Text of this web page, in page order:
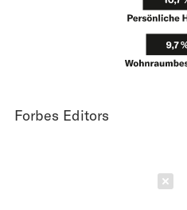
Forbes Editors